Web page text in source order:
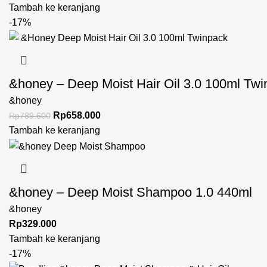
Tambah ke keranjang
-17%
&honey – Deep Moist Hair Oil 3.0 100ml
&honey
Rp789.600 Rp658.000
Tambah ke keranjang
&honey – Deep Moist Shampoo 1.0 440ml
&honey
Rp329.000
Tambah ke keranjang
-17%